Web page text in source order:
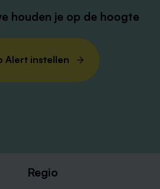
extra tijd voor jezelf of wil je
eindelijk gaan maken? Naast
kan je bij Radar ook
de CAO
tussen €2.836,- en €3.825,-
houden je op de hoogte
Alert instellen
Regio